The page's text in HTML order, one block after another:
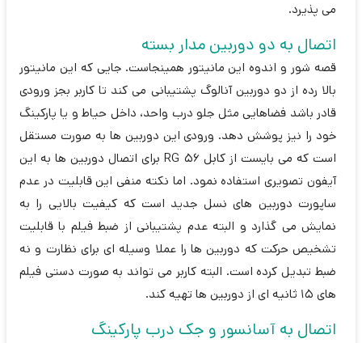
می پذیرد.
اتصال به دو دوربین مدار بسته
قصه شور و اندوه این مانیتور همینجاست. جایی که این مانیتور
بالا رده از دو دوربین آنالوگ پشتیبانی می کند تا کاربر بجز ورودی
قادر باشد فضاهایی مثل جلو درب واحد، داخل حیاط و یا پارکینگ
خود را نیز پوشش دهد. ورودی این دوربین ها به صورت مستقل
است که می بایست از کابل RG 56 برای اتصال دوربین ها به این
آیفون تصویری استفاده نمود. اما نکته منفی این قابلیت در عدم
ساپورت دوربین های نسل جدید است که کیفیت بالایی را به
نمایش می گذارد و البته عدم پشتیبانی از ضبط فیلم با قابلیت
تشخیص حرکت که دوربین ها را عملا وسیله ای برای نظارت و نه
ضبط تبدیل کرده است. البته کاربر می تواند به صورت دستی فیلم
های 15 ثانیه ای از دوربین ها تهیه کند.
اتصال به آسانسور و جک درب پارکینگ